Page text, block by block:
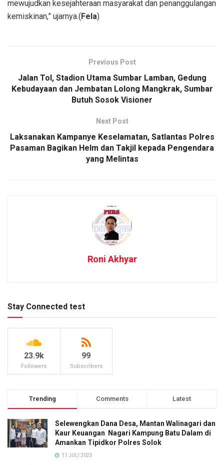
mewujudkan kesejahteraan masyarakat dan penanggulangan
kemiskinan,” ujarnya.(Fela)
Previous Post
Jalan Tol, Stadion Utama Sumbar Lamban, Gedung
Kebudayaan dan Jembatan Lolong Mangkrak, Sumbar
Butuh Sosok Visioner
Next Post
Laksanakan Kampanye Keselamatan, Satlantas Polres
Pasaman Bagikan Helm dan Takjil kepada Pengendara
yang Melintas
Roni Akhyar
Stay Connected test
23.9k
Followers
99
Subscribers
Trending Comments Latest
Selewengkan Dana Desa, Mantan Walinagari dan
Kaur Keuangan Nagari Kampung Batu Dalam di
Amankan Tipidkor Polres Solok
11 JULI 2025